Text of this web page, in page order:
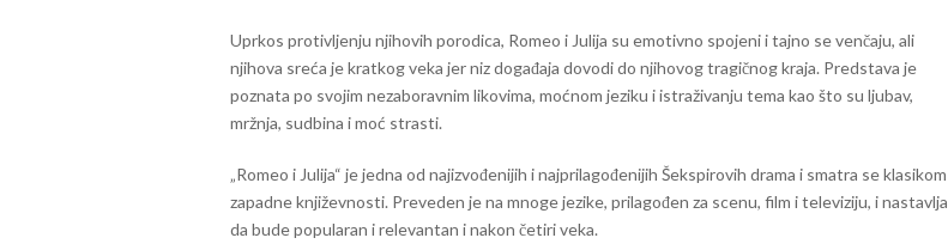
Uprkos protivljenju njihovih porodica, Romeo i Julija su emotivno spojeni i tajno se venčaju, ali
njihova sreća je kratkog veka jer niz događaja dovodi do njihovog tragičnog kraja. Predstava je
poznata po svojim nezaboravnim likovima, moćnom jeziku i istraživanju tema kao što su ljubav,
mržnja, sudbina i moć strasti.
„Romeo i Julija“ je jedna od najizvođenijih i najprilagođenijih Šekspirovih drama i smatra se klasikom
zapadne književnosti. Preveden je na mnoge jezike, prilagođen za scenu, film i televiziju, i nastavlja
da bude popularan i relevantan i nakon četiri veka.